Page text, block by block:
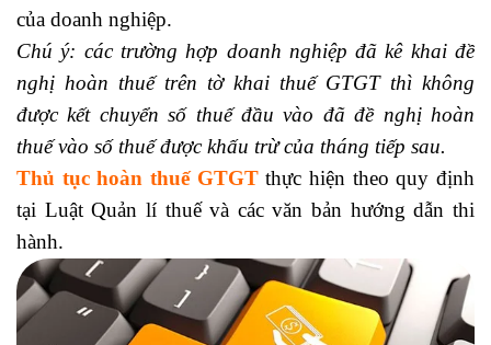
của doanh nghiệp.
Chú ý: các trường hợp doanh nghiệp đã kê khai đề
nghị hoàn thuế trên tờ khai thuế GTGT thì không
được kết chuyển số thuế đầu vào đã đề nghị hoàn
thuế vào số thuế được khấu trừ của tháng tiếp sau.
Thủ tục hoàn thuế GTGTthực hiện theo quy định
tại Luật Quản lí thuế và các văn bản hướng dẫn thi
hành.